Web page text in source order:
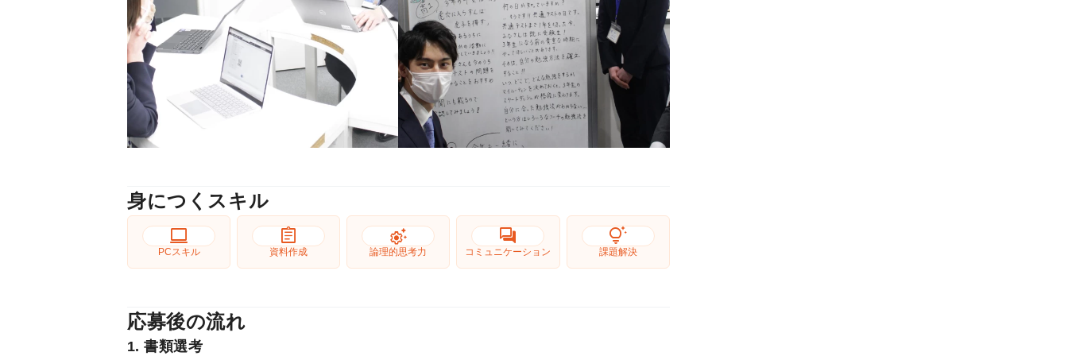
身につくスキル
computer
PCスキル
assignment
資料作成
settings_suggest
論理的思考力
forum
コミュニケーション
tips_and_updates
課題解決
応募後の流れ
1. 書類選考